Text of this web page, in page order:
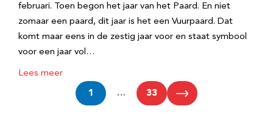
februari. Toen begon het jaar van het Paard. En niet
zomaar een paard, dit jaar is het een Vuurpaard. Dat
komt maar eens in de zestig jaar voor en staat symbool
voor een jaar vol…
Lees meer
1 … 33